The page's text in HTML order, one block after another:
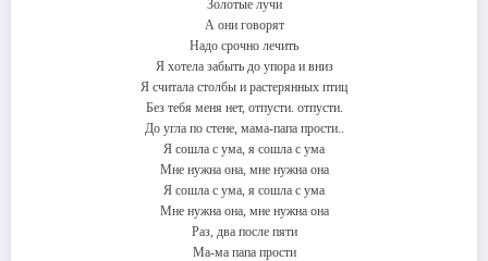
Золотые лучи
А они говорят
Надо срочно лечить
Я хотела забыть до упора и вниз
Я считала столбы и растерянных птиц
Без тебя меня нет, отпусти. отпусти.
До угла по стене, мама-папа прости..
Я сошла с ума, я сошла с ума
Мне нужна она, мне нужна она
Я сошла с ума, я сошла с ума
Мне нужна она, мне нужна она
Раз, два после пяти
Ма-ма папа прости